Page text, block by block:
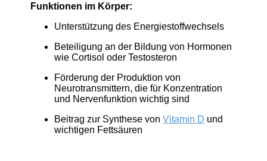
Funktionen im Körper:
Unterstützung des Energiestoffwechsels
Beteiligung an der Bildung von Hormonen
wie Cortisol oder Testosteron
Förderung der Produktion von
Neurotransmittern, die für Konzentration
und Nervenfunktion wichtig sind
Beitrag zur Synthese vonVitamin D und
wichtigen Fettsäuren